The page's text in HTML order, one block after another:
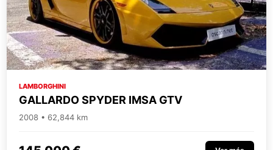
LAMBORGHINI
GALLARDO SPYDER IMSA GTV
2008 • 62,844 km